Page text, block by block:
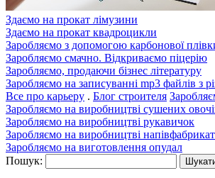
Здаємо на прокат лімузини
Здаємо на прокат квадроцикли
Заробляємо з допомогою карбонової
Заробляємо смачно. Відкриваємо піцерію
Заробляємо, продаючи бізнес літературу
Заробляємо на записуванні mp3 файлів з
Все про карьеру . Блог строителя
Заробляємо на виробництві сушених
Заробляємо на виробництві рукавичок
Заробляємо на виробництві
Заробляємо на виготовлення опудал
Пошук: